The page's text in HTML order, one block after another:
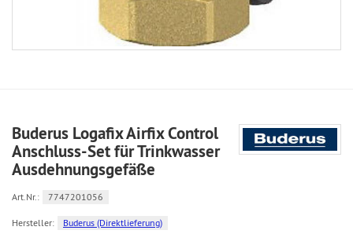
Buderus Logafix Airfix Control
Anschluss-Set für Trinkwasser
Ausdehnungsgefäße
Art.Nr.: 7747201056
Hersteller: Buderus (Direktlieferung)